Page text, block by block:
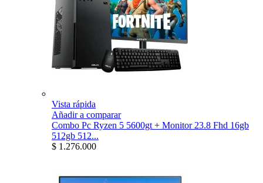
Vista rápida
Añadir a comparar
Combo Pc Ryzen 5 5600gt + Monitor 23.8 Fhd 16gb
512gb 512...
$ 1.276.000